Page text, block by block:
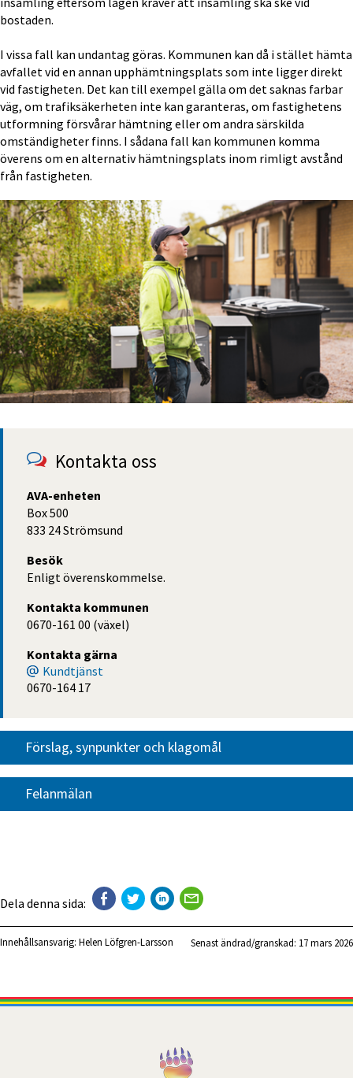
bostaden.
I vissa fall kan undantag göras. Kommunen kan då i stället hämta
avfallet vid en annan upphämtningsplats som inte ligger direkt
vid fastigheten. Det kan till exempel gälla om det saknas farbar
väg, om trafiksäkerheten inte kan garanteras, om fastighetens
utformning försvårar hämtning eller om andra särskilda
omständigheter finns. I sådana fall kan kommunen komma
överens om en alternativ hämtningsplats inom rimligt avstånd
från fastigheten.
Kontakta oss
AVA-enheten
Box 500
833 24 Strömsund
Besök
Enligt överenskommelse.
Kontakta kommunen
0670-161 00 (växel)
Kontakta gärna
Kundtjänst
0670-164 17
Förslag, synpunkter och klagomål
Felanmälan
Dela denna sida:
Innehållsansvarig: Helen Löfgren-Larsson Senast ändrad/granskad: 17 mars 2026